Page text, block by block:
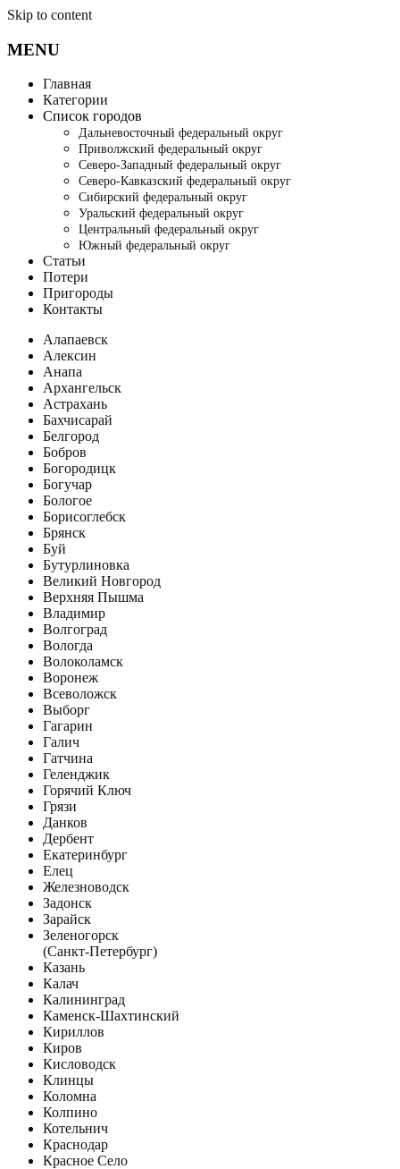
Skip to content
MENU
Главная
Категории
Список городов
Дальневосточный федеральный округ
Приволжский федеральный округ
Северо-Западный федеральный округ
Северо-Кавказский федеральный округ
Сибирский федеральный округ
Уральский федеральный округ
Центральный федеральный округ
Южный федеральный округ
Статьи
Потери
Пригороды
Контакты
Алапаевск
Алексин
Анапа
Архангельск
Астрахань
Бахчисарай
Белгород
Бобров
Богородицк
Богучар
Бологое
Борисоглебск
Брянск
Буй
Бутурлиновка
Великий Новгород
Верхняя Пышма
Владимир
Волгоград
Вологда
Волоколамск
Воронеж
Всеволожск
Выборг
Гагарин
Галич
Гатчина
Геленджик
Горячий Ключ
Грязи
Данков
Дербент
Екатеринбург
Елец
Железноводск
Задонск
Зарайск
Зеленогорск
(Санкт-Петербург)
Казань
Калач
Калининград
Каменск-Шахтинский
Кириллов
Киров
Кисловодск
Клинцы
Коломна
Колпино
Котельнич
Краснодар
Красное Село